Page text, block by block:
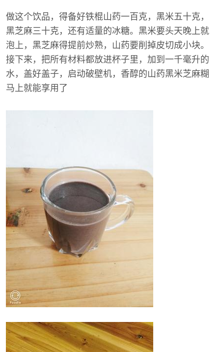
做这个饮品，得备好铁棍山药一百克，黑米五十克，
黑芝麻三十克，还有适量的冰糖。黑米要头天晚上就
泡上，黑芝麻得提前炒熟，山药要削掉皮切成小块。
接下来，把所有材料都放进杯子里，加到一千毫升的
水，盖好盖子，启动破壁机，香醇的山药黑米芝麻糊
马上就能享用了